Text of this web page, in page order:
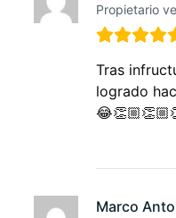
Propietario
Tras
logrado
Marco